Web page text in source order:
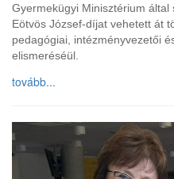
Gyermekügyi Minisztérium
Eötvös József-díjat vehetett át
pedagógiai, intézményvezetői
elismeréséül.
tovább...